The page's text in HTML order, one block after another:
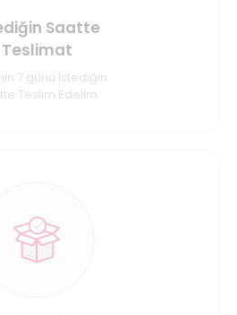
Saatte
Teslimat
7 günü İstediğin
Teslim Edelim